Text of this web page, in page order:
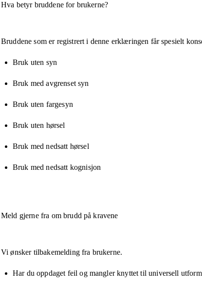
Hva betyr bruddene for brukerne?
Bruddene som er registrert i denne erklæringen får spesielt
Bruk uten syn
Bruk med avgrenset syn
Bruk uten fargesyn
Bruk uten hørsel
Bruk med nedsatt hørsel
Bruk med nedsatt kognisjon
Meld gjerne fra om brudd på kravene
Vi ønsker tilbakemelding fra brukerne.
Har du oppdaget feil og mangler knyttet til universell